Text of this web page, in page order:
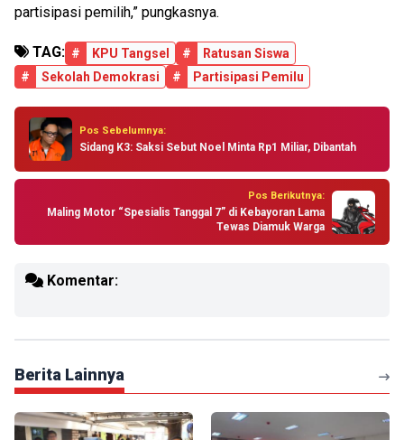
partisipasi pemilih,” pungkasnya.
TAG: # KPU Tangsel #
Ratusan Siswa
#
Sekolah Demokrasi # Partisipasi Pemilu
Pos Sebelumnya:
Sidang K3: Saksi Sebut Noel Minta Rp1 Miliar, Dibantah
Pos Berikutnya:
Maling Motor “Spesialis Tanggal 7” di Kebayoran Lama
Tewas Diamuk Warga
Komentar:
Berita Lainnya